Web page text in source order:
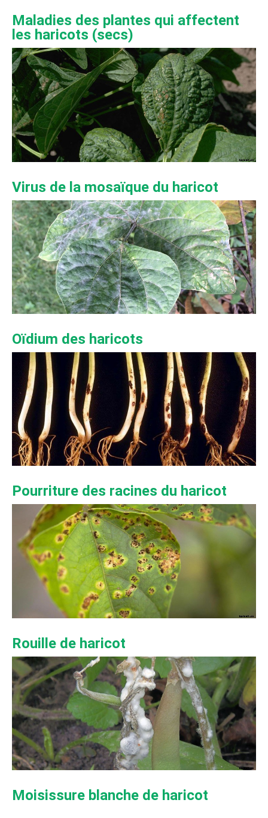
Maladies des plantes qui affectent
les haricots (secs)
Virus de la mosaïque du haricot
Oïdium des haricots
Pourriture des racines du haricot
Rouille de haricot
Moisissure blanche de haricot